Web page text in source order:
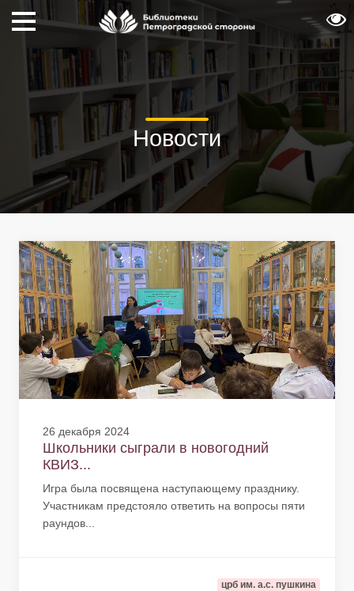
Новости
26 декабря 2024
Школьники сыграли в новогодний
КВИЗ...
Игра была посвящена наступающему празднику.
Участникам предстояло ответить на вопросы пяти
раундов...
црб им. а.с. пушкина